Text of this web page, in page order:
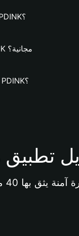
هل سيرتفع سعر PDINK؟
هل محفظة PDINK مجانية؟
ما هي قيمة عملة PDINK؟
40 مليون مستخدم